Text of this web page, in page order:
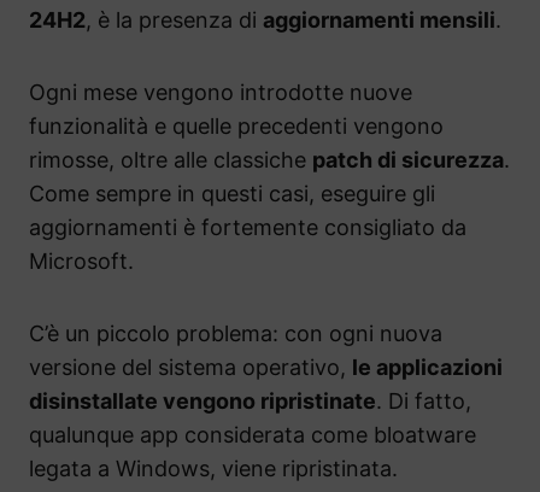
24H2, è la presenza di aggiornamenti mensili.
Ogni mese vengono introdotte nuove
funzionalità e quelle precedenti vengono
rimosse, oltre alle classiche patch di sicurezza.
Come sempre in questi casi, eseguire gli
aggiornamenti è fortemente consigliato da
Microsoft.
C’è un piccolo problema: con ogni nuova
versione del sistema operativo, le applicazioni
disinstallate vengono ripristinate. Di fatto,
qualunque app considerata come bloatware
legata a Windows, viene ripristinata.